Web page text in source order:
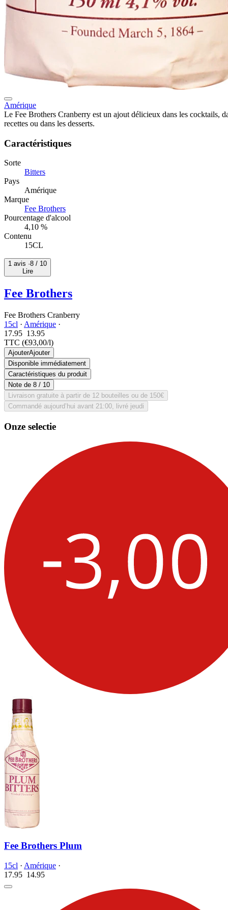
Amérique
Le Fee Brothers Cranberry est un ajout délicieux dans les cocktails,
recettes ou dans les desserts.
Caractéristiques
Sorte
Bitters
Pays
Amérique
Marque
Fee Brothers
Pourcentage d'alcool
4,10 %
Contenu
15CL
1 avis ·8 / 10
Lire
Fee Brothers
Fee Brothers Cranberry
15cl · Amérique ·
17.95 13.95
TTC (€93,00/l)
AjouterAjouter
Disponible immédiatement
Caractéristiques du produit
Note de 8 / 10
Livraison gratuite à partir de 12 bouteilles ou de 150€
Commandé aujourd’hui avant 21:00, livré jeudi
Onze selectie
Fee Brothers Plum
15cl · Amérique ·
17.95 14.95